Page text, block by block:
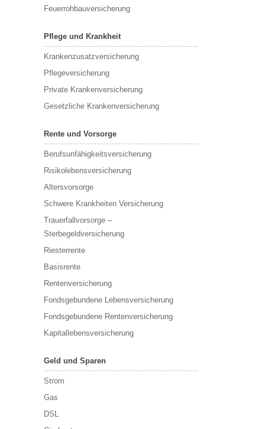
Feuerrohbauversicherung
Pflege und Krankheit
Krankenzusatzversicherung
Pflegeversicherung
Private Krankenversicherung
Gesetzliche Krankenversicherung
Rente und Vorsorge
Berufs­unfähigkeitsversicherung
Risikolebensversicherung
Altersvorsorge
Schwere Krankheiten Versicherung
Trauerfallvorsorge –
Sterbegeldversicherung
Riesterrente
Basisrente
Rentenversicherung
Fondsgebundene Lebensversicherung
Fondsgebundene Rentenversicherung
Kapitallebensversicherung
Geld und Sparen
Strom
Gas
DSL